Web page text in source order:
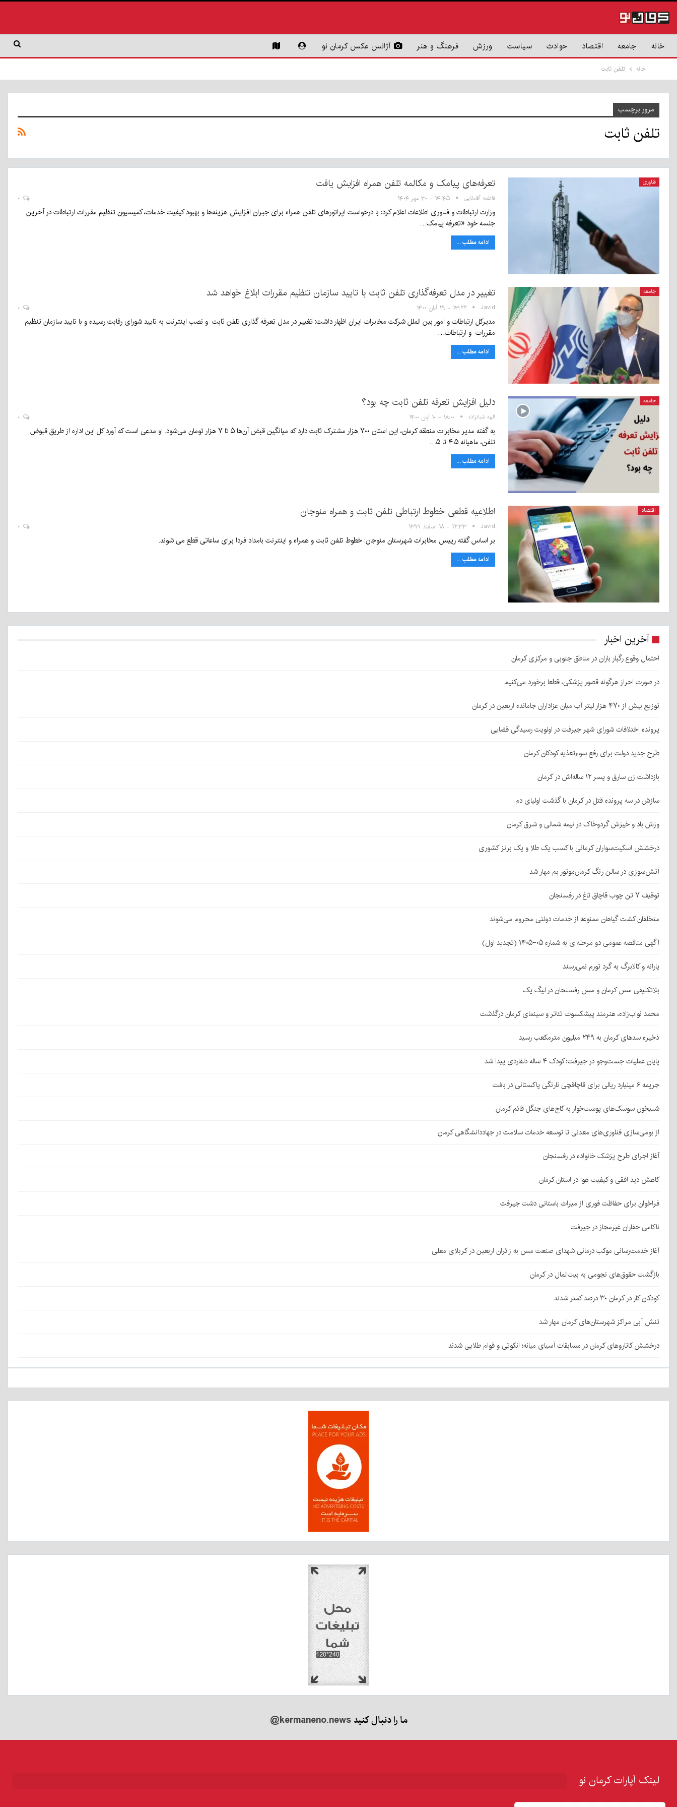
خانه جامعه اقتصاد حوادث سیاست ورزش فرهنگ و هنر آژانس عکس کرمان نو
خانه تلفن ثابت
مرور برچسب
تلفن ثابت
فناوری تعرفه‌های پیامک و مکالمه تلفن همراه افزایش یافت
فاطمه آقاملایی ۱۴:۴۵ - ۳۰ مهر ۱۴۰۴
وزارت ارتباطات و فناوری اطلاعات اعلام کرد: با درخواست اپراتورهای تلفن همراه برای جبران افزایش هزینه‌ها و بهبود کیفیت خدمات، کمیسیون تنظیم مقررات ارتباطات در آخرین
جلسه خود «تعرفه پیامک…
ادامه مطلب ...
جامعه تغییر در مدل تعرفه‌گذاری تلفن ثابت با تایید سازمان تنظیم مقررات ابلاغ خواهد شد
Javid ۱۳:۲۲ - ۲۹ آبان ۱۴۰۰
مدیرکل ارتباطات و امور بین الملل شرکت مخابرات ایران اظهار داشت: تغییر در مدل تعرفه گذاری تلفن ثابت و نصب اینترنت به تایید شورای رقابت رسیده و با تایید سازمان تنظیم
مقررات و ارتباطات…
ادامه مطلب ...
جامعه دلیل افزایش تعرفه تلفن ثابت چه بود؟
الهه شبانزاده ۱۸:۰۰ - ۱۰ آبان ۱۴۰۰
به گفته مدیر مخابرات منطقه کرمان، این استان ۷۰۰ هزار مشترک ثابت دارد که میانگین قبض آن‌ها ۵ تا ۷ هزار تومان می‌شود. او مدعی است که آورد کل این اداره از طریق قبوض
تلفن، ماهیانه ۴.۵ تا ۵…
ادامه مطلب ...
اقتصاد اطلاعیه قطعی خطوط ارتباطی تلفن ثابت و همراه منوجان
Javid ۱۲:۳۳ - ۱۸ اسفند ۱۳۹۹
بر اساس گفته رییس مخابرات شهرستان منوجان: خطوط تلفن ثابت و همراه و اینترنت بامداد فردا برای ساعاتی قطع می شوند.
ادامه مطلب ...
آخرین اخبار
احتمال وقوع رگبار باران در مناطق جنوبی و مرکزی کرمان
در صورت احراز هرگونه قصور پزشکی، قطعا برخورد می‌کنیم
توزیع بیش از ۴۷۰ هزار لیتر آب میان عزاداران جامانده اربعین در کرمان
پرونده اختلافات شورای شهر جیرفت در اولویت رسیدگی قضایی
طرح جدید دولت برای رفع سوءتغذیه کودکان کرمان
بازداشت زن سارق و پسر ۱۲ ساله‌اش در کرمان
سازش در سه پرونده قتل در کرمان با گذشت اولیای دم
وزش باد و خیزش گردوخاک در نیمه شمالی و شرق کرمان
درخشش اسکیت‌سواران کرمانی با کسب یک طلا و یک برنز کشوری
آتش‌سوزی در سالن رنگ کرمان‌موتور بم مهار شد
توقیف ۷ تن چوب قاچاق تاغ در رفسنجان
متخلفان کشت گیاهان ممنوعه از خدمات دولتی محروم می‌شوند
آگهی مناقصه عمومی دو مرحله‌ای به شماره ۰۵-۱۴۰۵ (تجدید اول)
یارانه و کالابرگ به گرد تورم نمی‌رسند
بلاتکلیفی مس کرمان و مس رفسنجان در لیگ یک
محمد نواب‌زاده، هنرمند پیشکسوت تئاتر و سینمای کرمان درگذشت
ذخیره سدهای کرمان به ۲۴۹ میلیون مترمکعب رسید
پایان عملیات جست‌وجو در جیرفت؛ کودک ۴ ساله دلفاردی پیدا شد
جریمه ۶ میلیارد ریالی برای قاچاقچی نارنگی پاکستانی در بافت
شبیخون سوسک‌های پوست‌خوار به کاج‌های جنگل قائم کرمان
از بومی‌سازی فناوری‌های معدنی تا توسعه خدمات سلامت در جهاددانشگاهی کرمان
آغاز اجرای طرح پزشک خانواده در رفسنجان
کاهش دید افقی و کیفیت هوا در استان کرمان
فراخوان برای حفاظت فوری از میراث باستانی دشت جیرفت
ناکامی حفاران غیرمجاز در جیرفت
آغاز خدمت‌رسانی موکب درمانی شهدای صنعت مس به زائران اربعین در کربلای معلی
بازگشت حقوق‌های نجومی به بیت‌المال در کرمان
کودکان کار در کرمان ۳۰ درصد کمتر شدند
تنش آبی مراکز شهرستان‌های کرمان مهار شد
درخشش کاتاروهای کرمان در مسابقات آسیای میانه؛ انکوتی و قوام طلایی شدند
ما را دنبال کنید@kermaneno.news
لینک آپارات کرمان نو